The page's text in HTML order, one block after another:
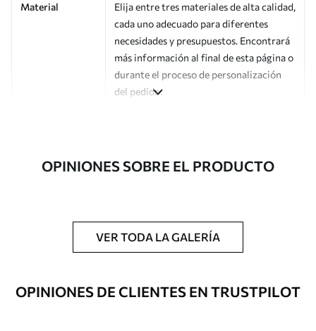
Material
Elija entre tres materiales de alta calidad,
cada uno adecuado para diferentes
necesidades y presupuestos. Encontrará
más información al final de esta página o
durante el proceso de personalización
del pedido.
artículo
Impreso bajo pedido y entregado en
rollos de hasta 50 cm de ancho.
Opciones
adicionales
Disponible con recubrimiento de barniz
y/o adhesivo para empapelar.
OPINIONES SOBRE EL PRODUCTO
VER TODA LA GALERÍA
OPINIONES DE CLIENTES EN TRUSTPILOT